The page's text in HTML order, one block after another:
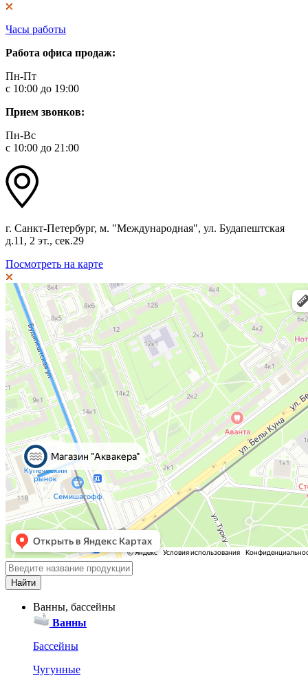
Часы работы
Работа офиса продаж:
Пн-Пт
с 10:00 до 19:00
Прием звонков:
Пн-Вс
с 10:00 до 21:00
г. Санкт-Петербург, м. "Международная", ул. Будапештская
д.11, 2 эт., сек.29
Посмотреть на карте
Ванны, бассейны
Ванны
Бассейны
Чугунные